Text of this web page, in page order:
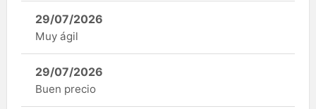
29/07/2026
Muy ágil
29/07/2026
Buen precio